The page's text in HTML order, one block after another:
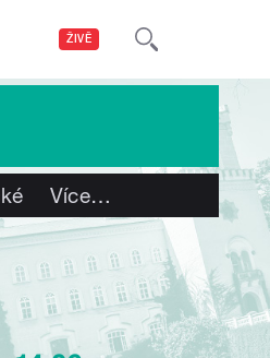
ŽIVĚ
Více…